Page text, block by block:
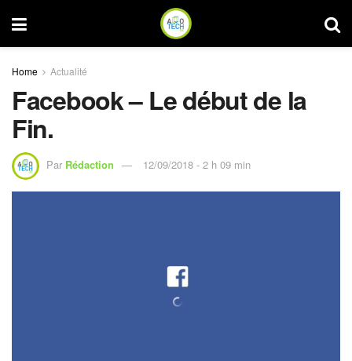
Home Actualité
Facebook – Le début de la
Fin.
Par Rédaction 12/09/2018 - 2 h 09 min